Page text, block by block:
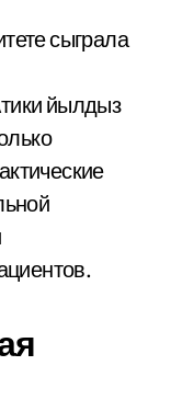
сыграла
йылдыз